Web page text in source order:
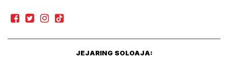
JEJARING SOLOAJA: